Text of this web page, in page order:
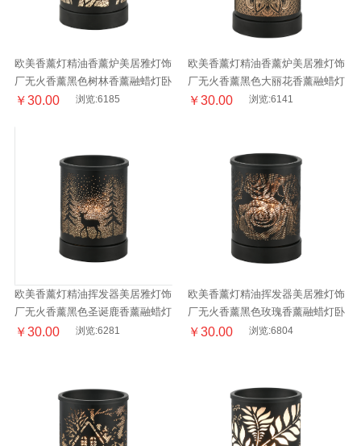
欧美香薰灯精油香薰炉美居雅灯饰
厂无火香薰黑色树林香薰融蜡灯卧
室床头阅读台灯
￥30.00 浏览:6185
欧美香薰灯精油香薰炉美居雅灯饰
厂无火香薰黑色大丽花香薰融蜡灯
卧室床头阅读台灯
￥30.00 浏览:6141
欧美香薰灯精油挥发器美居雅灯饰
厂无火香薰黑色圣诞鹿香薰融蜡灯
卧室床头阅读台灯
￥30.00 浏览:6281
欧美香薰灯精油挥发器美居雅灯饰
厂无火香薰黑色玫瑰香薰融蜡灯卧
室床头阅读台灯
￥30.00 浏览:6804